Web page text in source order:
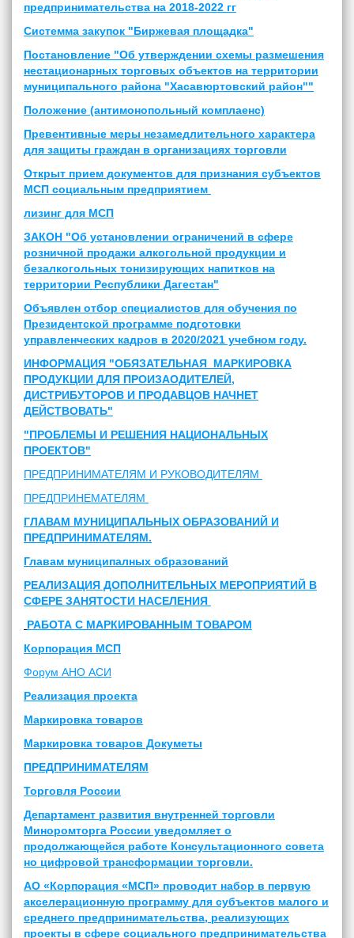
предпринимательства на 2018-2022 гг
Системма закупок "Биржевая площадка"
Постановление "Об утверждении схемы размешения
нестационарных торговых объектов на территории
муниципального района "Хасавюртовский район""
Положение (антимонопольный комплаенс)
Превентивные меры незамедлительного характера
для защиты граждан в организациях торговли
Открыт прием документов для признания субъектов
МСП социальным предприятием
лизинг для МСП
ЗАКОН "Об установлении ограничений в сфере
розничной продажи алкогольной продукции и
безалкогольных тонизирующих напитков на
территории Республики Дагестан"
Объявлен отбор специалистов для обучения по
Президентской программе подготовки
управленческих кадров в 2020/2021 учебном году.
ИНФОРМАЦИЯ "ОБЯЗАТЕЛЬНАЯ МАРКИРОВКА
ПРОДУКЦИИ ДЛЯ ПРОИЗАОДИТЕЛЕЙ,
ДИСТРИБУТОРОВ И ПРОДАВЦОВ НАЧНЕТ
ДЕЙСТВОВАТЬ"
"ПРОБЛЕМЫ И РЕШЕНИЯ НАЦИОНАЛЬНЫХ
ПРОЕКТОВ"
ПРЕДПРИНИМАТЕЛЯМ И РУКОВОДИТЕЛЯМ
ПРЕДПРИНЕМАТЕЛЯМ
ГЛАВАМ МУНИЦИПАЛЬНЫХ ОБРАЗОВАНИЙ И
ПРЕДПРИНИМАТЕЛЯМ.
Главам муниципалных образований
РЕАЛИЗАЦИЯ ДОПОЛНИТЕЛЬНЫХ МЕРОПРИЯТИЙ В
СФЕРЕ ЗАНЯТОСТИ НАСЕЛЕНИЯ
РАБОТА С МАРКИРОВАННЫМ ТОВАРОМ
Корпорация МСП
Форум АНО АСИ
Реализация проекта
Маркировка товаров
Маркировка товаров Докуметы
ПРЕДПРИНИМАТЕЛЯМ
Торговля России
Департамент развития внутренней торговли
Миноромторга России уведомляет о
продолжающейся работе Консультационного совета
но цифровой трансформации торговли.
АО «Корпорация «МСП» проводит набор в первую
акселерационную программу для субъектов малого и
среднего предпринимательства, реализующих
проекты в сфере социального предпринимательства